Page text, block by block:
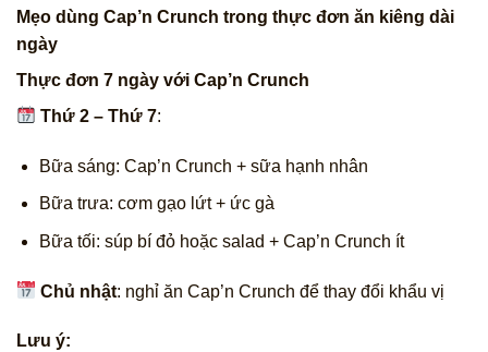
Mẹo dùng Cap’n Crunch trong thực đơn ăn kiêng dài
ngày
Thực đơn 7 ngày với Cap’n Crunch
Thứ 2 – Thứ 7:
Bữa sáng: Cap’n Crunch + sữa hạnh nhân
Bữa trưa: cơm gạo lứt + ức gà
Bữa tối: súp bí đỏ hoặc salad + Cap’n Crunch ít
Chủ nhật: nghỉ ăn Cap’n Crunch để thay đổi khẩu vị
Lưu ý: